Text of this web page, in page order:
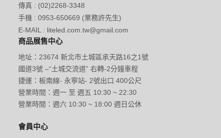
傳真 : (02)2268-3348
手機 : 0953-650669 (業務許先生)
E-MAIL : liteled.com.tw@gmail.com
商品展售中心
地址：23674 新北市土城區承天路16之1號
國道3號 –“土城交流道” 右轉-2分鐘車程
捷運：板南線- 永寧站- 2號出口 400公尺
營業時間：週一 至 週五 10:30 ~ 22:30
營業時間：週六 10:30 ~ 18:00 週日公休
會員中心